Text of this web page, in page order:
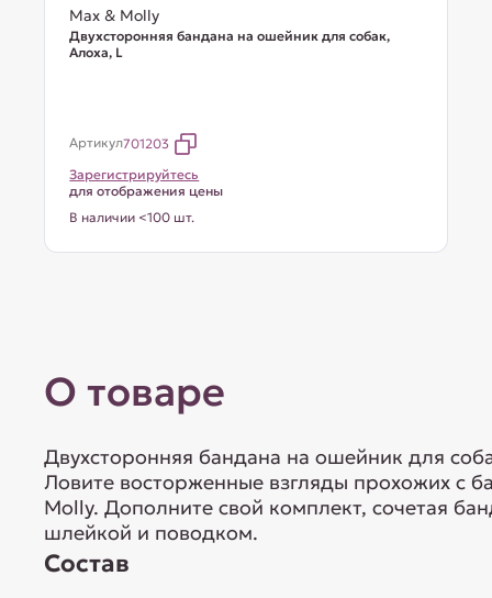
Max & Molly
Двухсторонняя бандана на ошейник для собак,
Алоха, L
Артикул701203
Зарегистрируйтесь
для отображения цены
В наличии <100 шт.
О товаре
Двухсторонняя бандана на ошейник для
Ловите восторженные взгляды прохожих с
Molly. Дополните свой комплект, сочетая
шлейкой и поводком.
Состав